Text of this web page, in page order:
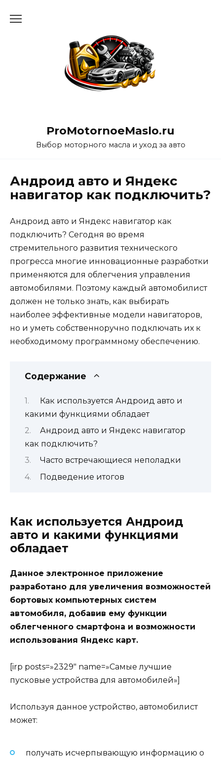
ProMotornoeMaslo.ru
Выбор моторного масла и уход за авто
Андроид авто и Яндекс
навигатор как подключить?
Андроид авто и Яндекс навигатор как
подключить? Сегодня во время
стремительного развития технического
прогресса многие инновационные разработки
применяются для облегчения управления
автомобилями. Поэтому каждый автомобилист
должен не только знать, как выбирать
наиболее эффективные модели навигаторов,
но и уметь собственноручно подключать их к
необходимому программному обеспечению.
Содержание
Как используется Андроид авто и
какими функциями обладает
Андроид авто и Яндекс навигатор
как подключить?
Часто встречающиеся неполадки
Подведение итогов
Как используется Андроид
авто и какими функциями
обладает
Данное электронное приложение
разработано для увеличения возможностей
бортовых компьютерных систем
автомобиля, добавив ему функции
облегченного смартфона и возможности
использования Яндекс карт.
[irp posts=»2329″ name=»Самые лучшие
пусковые устройства для автомобилей»]
Используя данное устройство, автомобилист
может:
получать исчерпывающую информацию о